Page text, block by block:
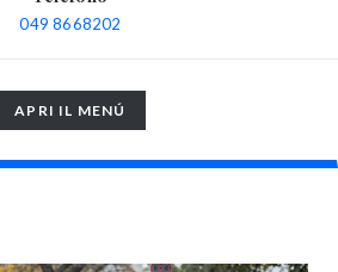
049 8668202
TOGGLE
NAVIGATION
APRI IL MENÚ